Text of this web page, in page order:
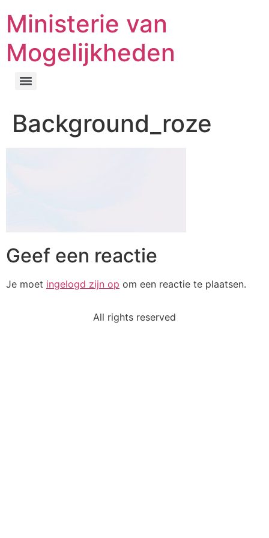
Ministerie van
Mogelijkheden
Background_roze
Geef een reactie
Je moet ingelogd zijn op om een reactie te plaatsen.
All rights reserved